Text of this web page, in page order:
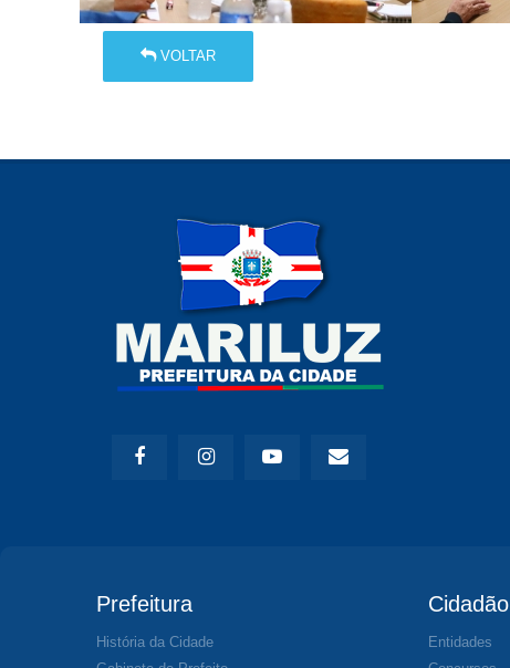
VOLTAR
Prefeitura
História da Cidade
Cidadão
Entidades